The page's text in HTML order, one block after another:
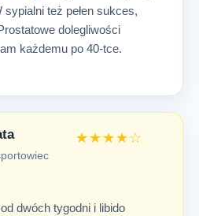
sypialni też pełen sukces,
dolegliwości
każdemu po 40-tce.
★★★★☆
od dwóch tygodni i libido